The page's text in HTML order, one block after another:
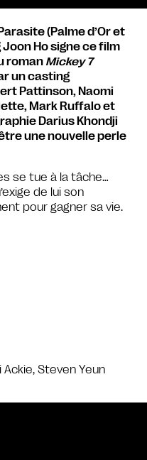
Steven Yeun
(Palme d’Or et
Ho signe ce film
roman Mickey 7
un casting
Pattinson, Naomi
Mark Ruffalo et
Darius Khondji
une nouvelle perle
se tue à la tâche…
de lui son
pour gagner sa vie.